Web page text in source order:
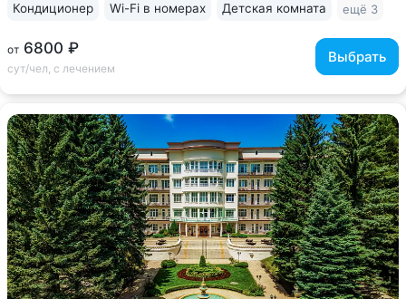
от 6800 ₽
сут/чел, с лечением
Выбрать
Кондиционер Wi-Fi в номерах Детская комната ещё 3